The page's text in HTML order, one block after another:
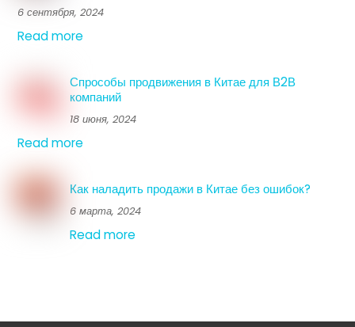
6 сентября, 2024
Read more
Спрособы продвижения в Китае для В2В
компаний
18 июня, 2024
Read more
Как наладить продажи в Китае без ошибок?
6 марта, 2024
Read more